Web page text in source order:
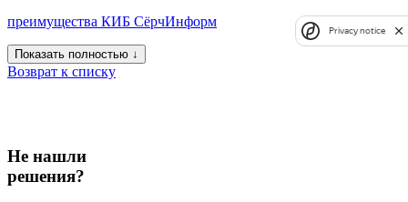
преимущества КИБ СёрчИнформ
Показать полностью ↓
Возврат к списку
Не нашли
решения?
Privacy notice